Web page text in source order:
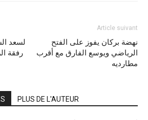
لسعد
رفقة
Article suivant
نهضة بركان يفوز على الفتح
الرياضي ويوسع الفارق مع أقرب
مطارديه
PLUS DE L'AUTEUR